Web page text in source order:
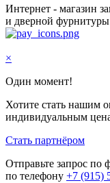
Интернет - магазин
и дверной фурнитуры
×
Один момент!
Хотите стать нашим
индивидуальным
Стать партнёром
Отправьте запрос по
по телефону +7 (915)